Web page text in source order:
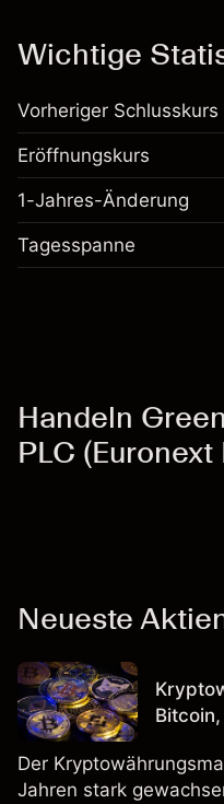
Wichtige
Vorheriger Schlusskurs
Eröffnungskurs
1-Jahres-Änderung
Tagesspanne
Handeln
PLC
Neueste
Der
Jahren stark